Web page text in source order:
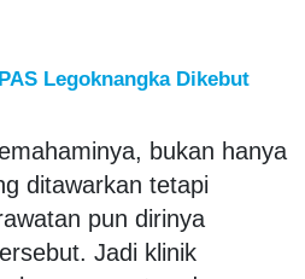
Legoknangka Dikebut
bukan hanya
ditawarkan tetapi
pun dirinya
Jadi klinik